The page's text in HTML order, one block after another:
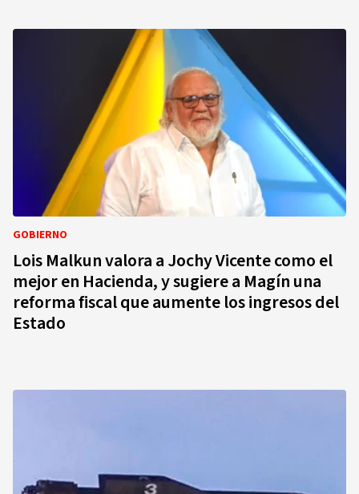
GOBIERNO
Lois Malkun valora a Jochy Vicente como el
mejor en Hacienda, y sugiere a Magín una
reforma fiscal que aumente los ingresos del
Estado